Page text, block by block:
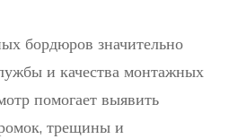
бордюров значительно
и качества монтажных
помогает выявить
трещины и